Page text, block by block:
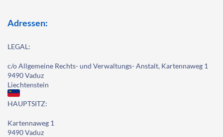
Adressen:
LEGAL:
c/o Allgemeine Rechts- und Verwaltungs- Anstalt, Kartennaweg 1
9490 Vaduz
Liechtenstein
HAUPTSITZ:
Kartennaweg 1
9490 Vaduz